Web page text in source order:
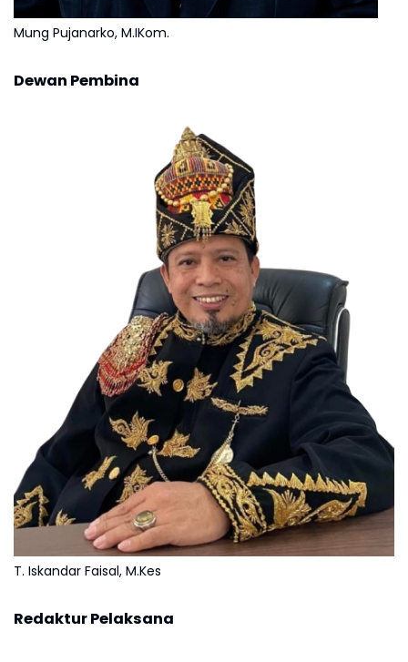
Mung Pujanarko, M.IKom.
Dewan Pembina
T. Iskandar Faisal, M.Kes
Redaktur Pelaksana